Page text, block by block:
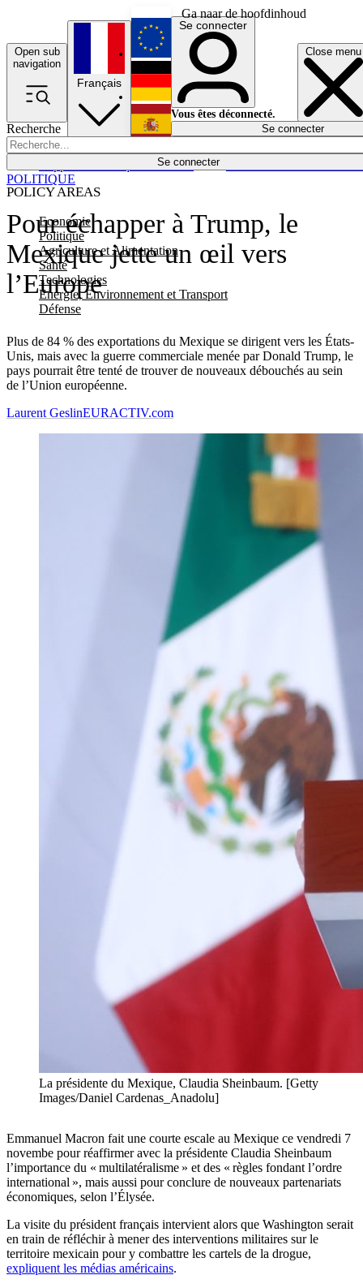
Ga naar de hoofdinhoud
Open sub
navigation
Close menu
Recherche
Se connecter
POLICY AREAS
Economie
Politique
Agriculture et Alimentation
Santé
Technologies
Energie, Environnement et Transport
Défense
Économie
Français
English
Deutsch
Español
Se connecter
Vous êtes déconnecté.
Se connecter
Pour échapper à Trump, le
Mexique jette un œil vers
l’Europe
Plus de 84 % des exportations du Mexique se dirigent vers les États-
Unis, mais avec la guerre commerciale menée par Donald Trump, le
pays pourrait être tenté de trouver de nouveaux débouchés au sein
de l’Union européenne.
POLITIQUE
Laurent GeslinEURACTIV.com
La présidente du Mexique, Claudia Sheinbaum. [Getty
Images/Daniel Cardenas_Anadolu]
Emmanuel Macron fait une courte escale au Mexique ce vendredi 7
novembe pour réaffirmer avec la présidente Claudia Sheinbaum
l’importance du « multilatéralisme » et des « règles fondant l’ordre
international », mais aussi pour conclure de nouveaux partenariats
économiques, selon l’Élysée.
La visite du président français intervient alors que Washington serait
en train de réfléchir à mener des interventions militaires sur le
territoire mexicain pour y combattre les cartels de la drogue,
expliquent les médias américains.